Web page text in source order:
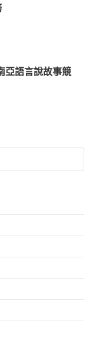
亞語言說故事競